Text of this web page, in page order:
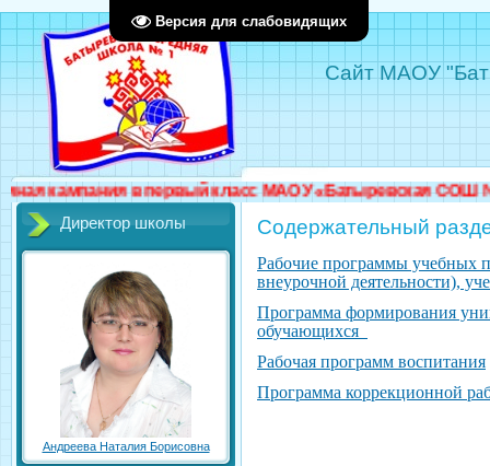
Версия для слабовидящих
Сайт МАОУ
в первый класс МАОУ «Батыревская СОШ №1»
Директор школы
Андреева Наталия Борисовна
Содержательный
Рабочие программы учебных
внеурочной деятельности),
Программа формирования
обучающихся
Рабочая программ воспитания
Программа коррекционной